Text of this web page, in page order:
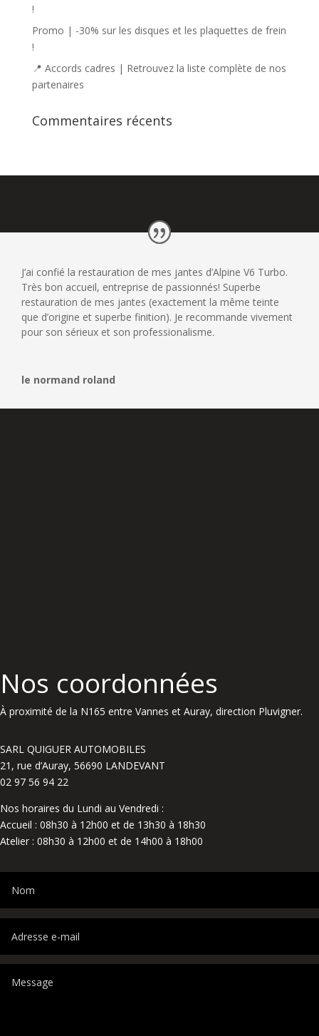
!
Promo | -30% sur les disques et les plaquettes de frein
!
📍 Accords cadres | Retrouvez la liste complète de nos
partenaires
Commentaires récents
J’ai confié la restauration de mes jantes d’Alpine V6 Turbo.
Très bon accueil, entreprise de passionnés! Superbe
restauration de mes jantes (exactement la même teinte
que d’origine et superbe finition). Je recommande vivement
pour son sérieux et son professionalisme.
le normand roland
Nos coordonnées
À proximité de la N165 entre Vannes et Auray, direction Pluvigner.
SARL QUIGUER AUTOMOBILES
21, rue d’Auray, 56690 LANDEVANT
02 97 56 94 22
Nos horaires du Lundi au Vendredi :
Accueil : 08h30 à 12h00 et de 13h30 à 18h30
Atelier : 08h30 à 12h00 et de 14h00 à 18h00